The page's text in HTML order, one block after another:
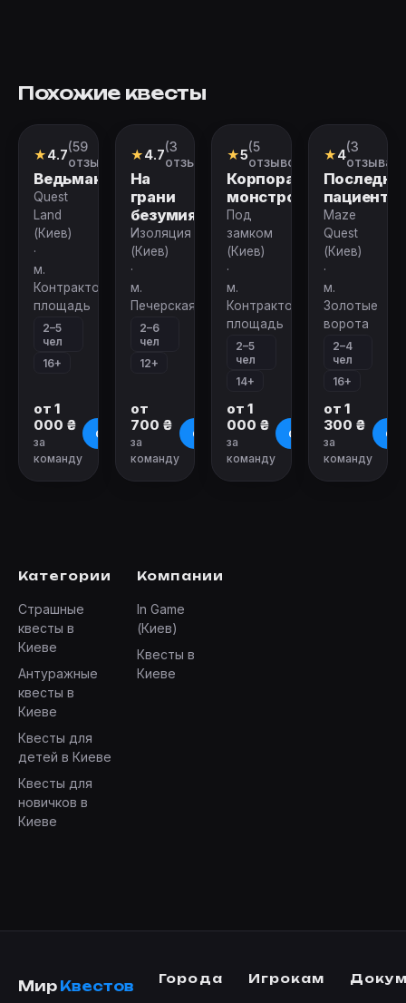
Похожие квесты
Квест
★4.7(59
отзывов)
Ведьмак
Quest
Land
(Киев)
·
м.
Контрактовая
площадь
2–5
чел
16+
от 1
000 ₴
за
команду
О квесте
Квест
★4.7(3
отзыва)
На
грани
безумия
Изоляция
(Киев)
·
м.
Печерская
2–6
чел
12+
от
700 ₴
за
команду
О квесте
Квест
★5(5
отзывов)
Корпорация
монстров
Под
замком
(Киев)
·
м.
Контрактовая
площадь
2–5
чел
14+
от 1
000 ₴
за
команду
О квесте
★4(3
отзыва)
пациент
Maze
Quest
(Киев)
·
м.
Золотые
ворота
2–4
чел
16+
от 1
300 ₴
за
команду
О
Категории
Страшные
квесты в
Киеве
Антуражные
квесты в
Киеве
Квесты для
детей в Киеве
Квесты для
новичков в
Киеве
Компании
In Game
(Киев)
Квесты в
Киеве
Мир Квестов Города Игрокам